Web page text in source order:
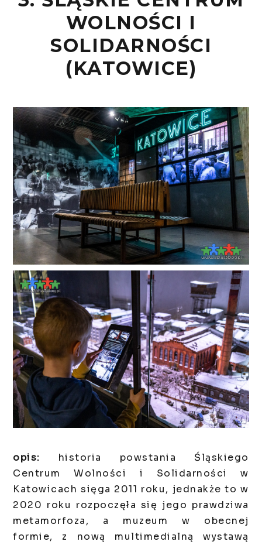
WOLNOŚCI I
SOLIDARNOŚCI
(KATOWICE)
opis: historia powstania Śląskiego
Centrum Wolności i Solidarności w
Katowicach sięga 2011 roku, jednakże to w
2020 roku rozpoczęła się jego prawdziwa
metamorfoza, a muzeum w obecnej
formie, z nową multimedialną wystawą